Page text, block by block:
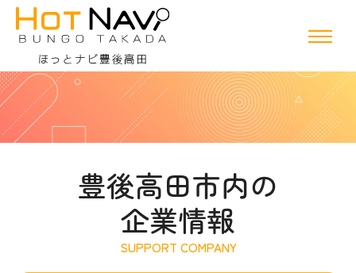
豊後高田市内の
企業情報